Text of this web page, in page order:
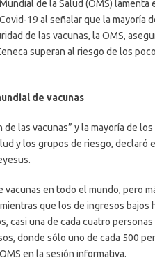
de la Salud (OMS) lamenta
19 al señalar que la mayoría
de las vacunas, la OMS,
superan al riesgo de los
de vacunas
las vacunas” y la mayoría de
y los grupos de riesgo, declaró
en todo el mundo, pero
que los de ingresos bajos
casi una de cada cuatro
donde sólo uno de cada 500
en la sesión informativa.